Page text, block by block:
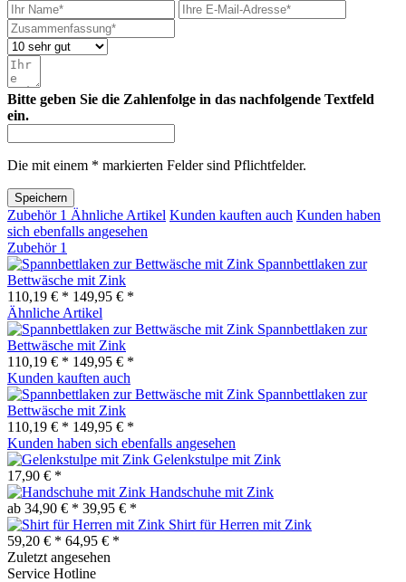
Bitte geben Sie die Zahlenfolge in das nachfolgende Textfeld
ein.
Die mit einem * markierten Felder sind Pflichtfelder.
Speichern
Zubehör 1 Ähnliche Artikel Kunden kauften auch Kunden haben
sich ebenfalls angesehen
Zubehör 1
Spannbettlaken zur
Bettwäsche mit Zink
110,19 € * 149,95 € *
Ähnliche Artikel
Spannbettlaken zur
Bettwäsche mit Zink
110,19 € * 149,95 € *
Kunden kauften auch
Spannbettlaken zur
Bettwäsche mit Zink
110,19 € * 149,95 € *
Kunden haben sich ebenfalls angesehen
Gelenkstulpe mit Zink
17,90 € *
Handschuhe mit Zink
ab 34,90 € * 39,95 € *
Shirt für Herren mit Zink
59,20 € * 64,95 € *
Zuletzt angesehen
Service Hotline